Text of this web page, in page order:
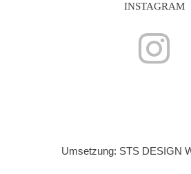
INSTAGRAM
Umsetzung: STS DESIGN